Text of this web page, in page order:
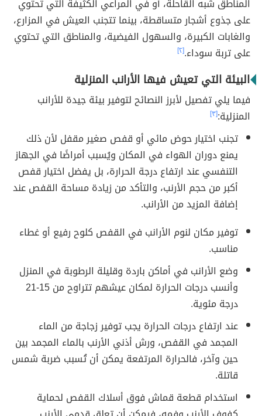
المناطق شبه القاحلة، أو في المراعي الكثيفة التي تحتوي
على جذوع أشجار متساقطة، بينما تتجنب العيش في المزارع،
والغابات الكبيرة، والسهول الفيضية، والمناطق التي تحتوي
على تربة سوداء.[٢]
البيئة التي تعيش فيها الأرانب المنزلية
فيما يلي تفصيل لأبرز النصائح لتوفير بيئة جيدة للأرانب
المنزلية:[٣]
تجنب اختيار حوض مائي أو قفص صغير مقفل لأن ذلك
يمنع دوران الهواء في المكان ويُسبب أمراضًا في الجهاز
التنفسي عند ارتفاع درجة الحرارة، بل يفضل اختيار قفص
أكبر من حجم الأرنب، والتأكد من زيادة مساحة القفص عند
إضافة المزيد من الأرانب.
توفير مكان لنوم الأرانب في القفص كلوح رفيع أو غطاء
مناسب.
وضع الأرانب في أماكن باردة وقليلة الرطوبة في المنزل
وأنسب درجات الحرارة لمكان عيشهم تتراوح من 15-21
درجة مئوية.
عند ارتفاع درجات الحرارة يجب توفير زجاجة من الماء
المجمد في القفص، ورش أذني الأرنب بالماء المجمد بين
حين وآخر، فالحرارة المرتفعة يمكن أن تُسبب ضربة شمس
قاتلة.
استخدام قطعة قماش فوق أسلاك القفص لحماية